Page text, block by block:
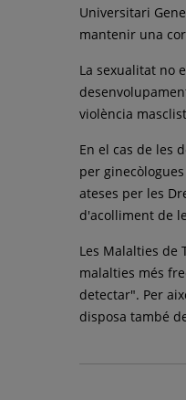
Universitari
mantenir una
La sexualitat no
violència
En el cas de les
per
ateses per les
d'acolliment de
Les Malalties de
malalties més
detectar". Per
disposa també